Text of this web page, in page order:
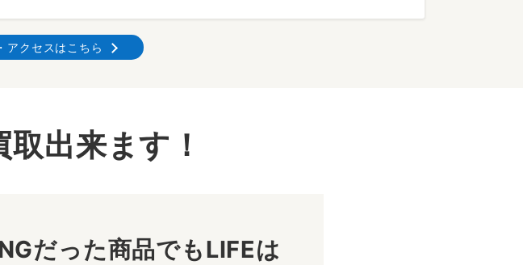
アクセスはこちら
出来ます！
だった商品でもLIFEは